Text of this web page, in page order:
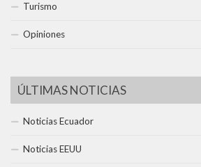
Turismo
Opiniones
ÚLTIMAS NOTICIAS
Noticias Ecuador
Noticias EEUU